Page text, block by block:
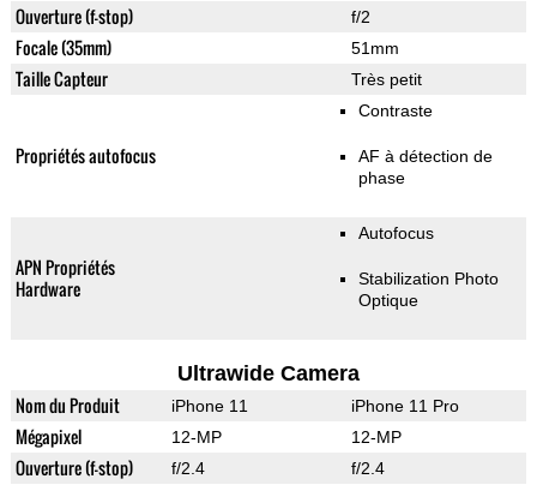
Ouverture (f-stop) f/2
Focale (35mm) 51mm
Taille Capteur Très petit
Propriétés autofocus
Contraste
AF à détection de
phase
APN Propriétés
Hardware
Autofocus
Stabilization Photo
Optique
Ultrawide Camera
Nom du Produit iPhone 11 iPhone 11 Pro
Mégapixel 12-MP 12-MP
Ouverture (f-stop) f/2.4 f/2.4